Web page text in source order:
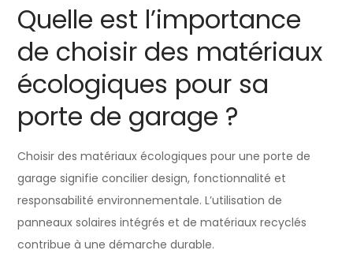
Quelle est l’importance
de choisir des matériaux
écologiques pour sa
porte de garage ?
Choisir des matériaux écologiques pour une porte de
garage signifie concilier design, fonctionnalité et
responsabilité environnementale. L’utilisation de
panneaux solaires intégrés et de matériaux recyclés
contribue à une démarche durable.